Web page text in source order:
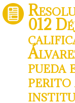
012
pueda
perito